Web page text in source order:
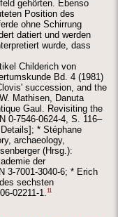
gehörten. Ebenso
Position des
ohne Schirrung
datiert und werden
wurde, dass
Childerich von
Bd. 4 (1981)
succession, and the
Mathisen, Danuta
Gaul. Revisiting the
0-7546-0624-4, S. 116–
* Stéphane
archaeology,
(Hrsg.):
der
3-7001-3040-6; * Erich
sechsten
02211-1.
11